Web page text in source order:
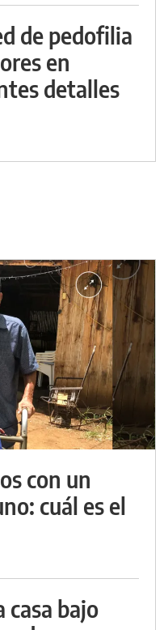
de pedofilia
en
detalles
con un
cuál es el
casa bajo